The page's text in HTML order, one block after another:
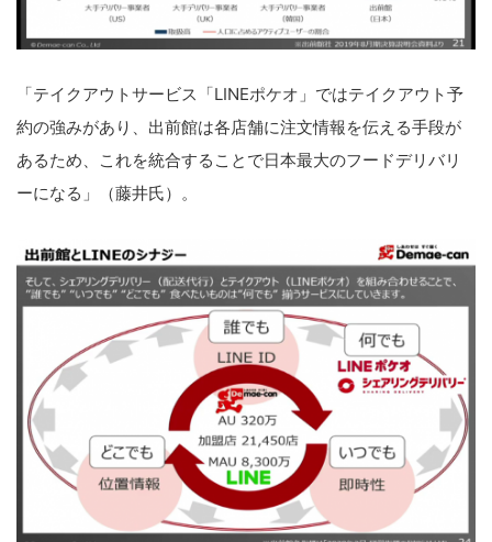
「テイクアウトサービス「LINEポケオ」ではテイクアウト予
約の強みがあり、出前館は各店舗に注文情報を伝える手段が
あるため、これを統合することで日本最大のフードデリバリ
ーになる」（藤井氏）。
サ
ト
を
検
索
る